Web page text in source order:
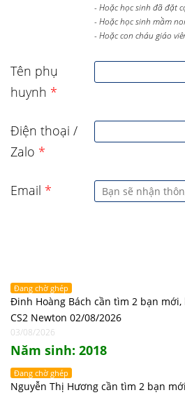
- Hoặc học sinh đã đặt
- Hoặc học sinh mầm
- Hoặc con cháu giáo
Tên phụ
huynh *
Điện thoại /
Zalo *
Email *
Đang chờ ghép
Đinh Hoàng Bách cần tìm 2 bạn mới,
CS2 Newton 02/08/2026
03/08/2026
Năm sinh: 2018
Đang chờ ghép
Nguyễn Thị Hương cần tìm 2 bạn